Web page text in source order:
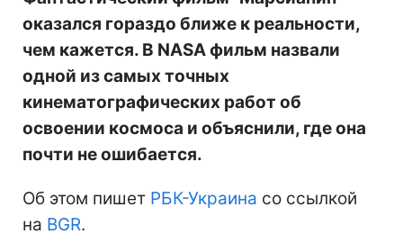
оказался гораздо ближе к реальности,
чем кажется. В NASA фильм назвали
одной из самых точных
кинематографических работ об
освоении космоса и объяснили, где она
почти не ошибается.
Об этом пишет РБК-Украина со ссылкой
на BGR.